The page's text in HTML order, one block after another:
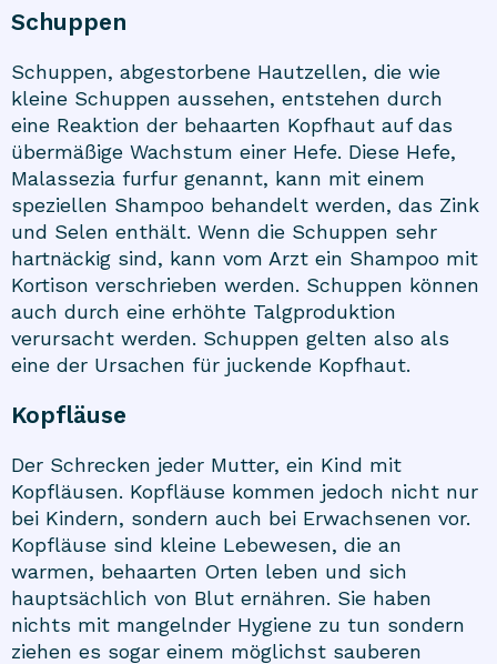
Schuppen
Schuppen, abgestorbene Hautzellen, die wie
kleine Schuppen aussehen, entstehen durch
eine Reaktion der behaarten Kopfhaut auf das
übermäßige Wachstum einer Hefe. Diese Hefe,
Malassezia furfur genannt, kann mit einem
speziellen Shampoo behandelt werden, das Zink
und Selen enthält. Wenn die Schuppen sehr
hartnäckig sind, kann vom Arzt ein Shampoo mit
Kortison verschrieben werden. Schuppen können
auch durch eine erhöhte Talgproduktion
verursacht werden. Schuppen gelten also als
eine der Ursachen für juckende Kopfhaut.
Kopfläuse
Der Schrecken jeder Mutter, ein Kind mit
Kopfläusen. Kopfläuse kommen jedoch nicht nur
bei Kindern, sondern auch bei Erwachsenen vor.
Kopfläuse sind kleine Lebewesen, die an
warmen, behaarten Orten leben und sich
hauptsächlich von Blut ernähren. Sie haben
nichts mit mangelnder Hygiene zu tun sondern
ziehen es sogar einem möglichst sauberen